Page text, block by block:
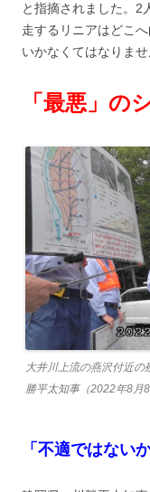
と指摘されました。2
走するリニアはどこ
いかなくてはなり
「最悪」の
大井川上流の燕沢付近
勝平太知事（2022年8月8
「不適ではないか